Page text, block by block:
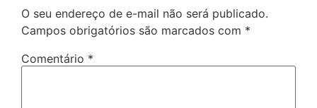
O seu endereço de e-mail não será publicado.
Campos obrigatórios são marcados com *
Comentário *